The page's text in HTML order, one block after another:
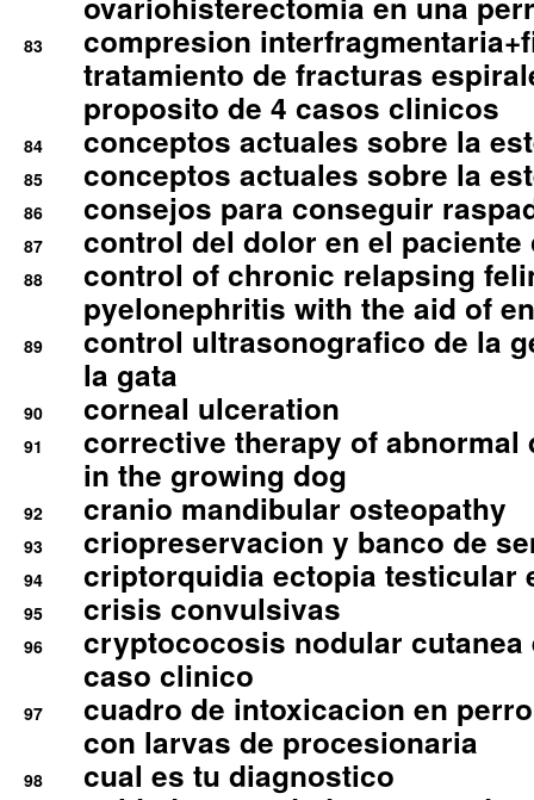
83
compresion
tratamiento de fracturas
proposito de 4 casos clinicos
84 conceptos actuales sobre la
85 conceptos actuales sobre la
86 consejos para conseguir
87 control del dolor en el
88
control of chronic relapsing
pyelonephritis with the aid of
89
control ultrasonografico de la
la gata
90 corneal ulceration
91
corrective therapy of abnormal
in the growing dog
92 cranio mandibular osteopathy
93 criopreservacion y banco de
94 criptorquidia ectopia testicular
95 crisis convulsivas
96
cryptococosis nodular cutanea
caso clinico
97
cuadro de intoxicacion en
con larvas de procesionaria
98
cual es tu diagnostico